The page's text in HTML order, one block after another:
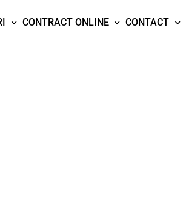
CONTRACT ONLINE CONTACT